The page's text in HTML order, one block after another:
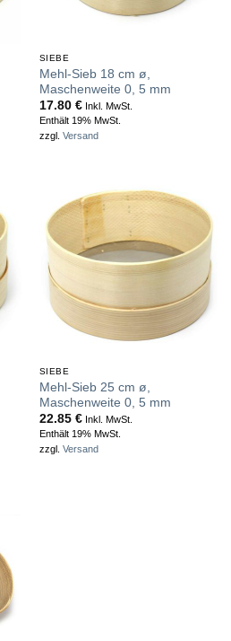
SIEBE
Mehl-Sieb 18 cm ø,
Maschenweite 0, 5 mm
17.80 €Inkl. MwSt.
Enthält 19% MwSt.
zzgl. Versand
SIEBE
Mehl-Sieb 25 cm ø,
Maschenweite 0, 5 mm
22.85 €Inkl. MwSt.
Enthält 19% MwSt.
zzgl. Versand